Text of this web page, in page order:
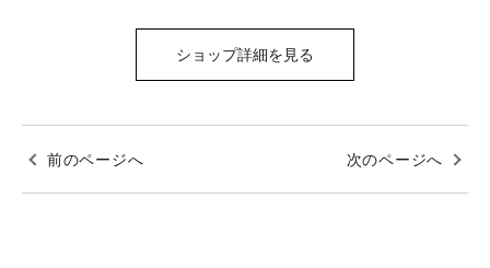
ショップ詳細を見る
前のページへ 次のページへ